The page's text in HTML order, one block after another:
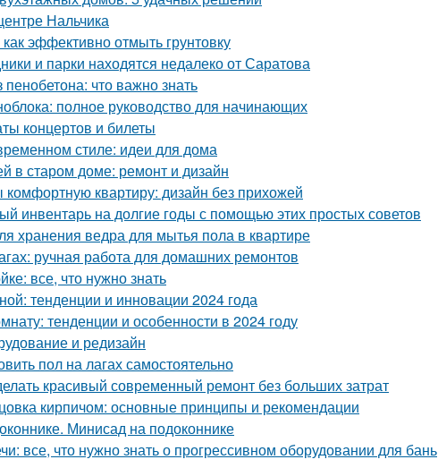
Нальчика
эффективно отмыть грунтовку
и парки находятся недалеко от Саратова
что важно знать
полное руководство для начинающих
концертов и билеты
стиле: идеи для дома
в старом доме: ремонт и дизайн
квартиру: дизайн без прихожей
инвентарь на долгие годы с помощью этих простых советов
хранения ведра для мытья пола в квартире
ручная работа для домашних ремонтов
все, что нужно знать
тенденции и инновации 2024 года
тенденции и особенности в 2024 году
и редизайн
пол на лагах самостоятельно
красивый современный ремонт без больших затрат
кирпичом: основные принципы и рекомендации
Минисад на подоконнике
все, что нужно знать о прогрессивном оборудовании для бань